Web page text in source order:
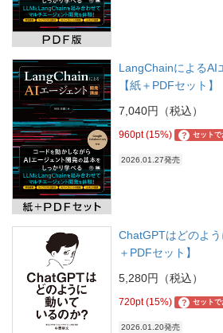
LangChainによるAI
【紙＋PDFセット】
7,040円（税込）
960pt (15%) ? セットで
2026.01.27発売
ChatGPTはどのよ
＋PDFセット】
5,280円（税込）
720pt (15%) ? セットで
2026.01.20発売